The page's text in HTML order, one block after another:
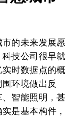
的未来发展愿
技公司很早就
时数据点的概
环境做出反
智能照明，甚
是基本构件，